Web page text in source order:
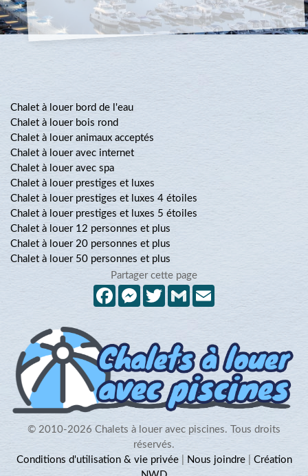
Chalet à louer bord de l'eau
Chalet à louer bois rond
Chalet à louer animaux acceptés
Chalet à louer avec internet
Chalet à louer avec spa
Chalet à louer prestiges et luxes
Chalet à louer prestiges et luxes 4 étoiles
Chalet à louer prestiges et luxes 5 étoiles
Chalet à louer 12 personnes et plus
Chalet à louer 20 personnes et plus
Chalet à louer 50 personnes et plus
Partager cette page
FacebookMessenger
TwitterGmail
© 2010-2026 Chalets à louer avec piscines. Tous droits
réservés.
Conditions d'utilisation & vie privée| Nous joindre| Création